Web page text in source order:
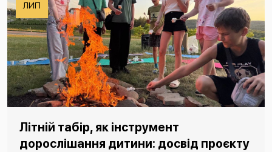
ЛИП
Літній табір, як інструмент
дорослішання дитини: досвід проєкту